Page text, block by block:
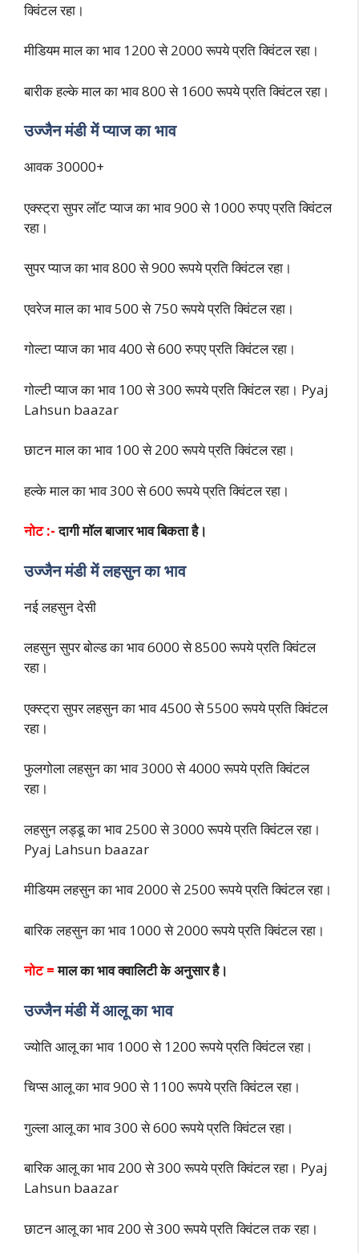
क्विंटल रहा।
मीडियम माल का भाव 1200 से 2000 रूपये प्रति क्विंटल रहा।
बारीक हल्के माल का भाव 800 से 1600 रूपये प्रति क्विंटल रहा।
उज्जैन मंडी में प्याज का भाव
आवक 30000+
एक्स्ट्रा सुपर लॉट प्याज का भाव 900 से 1000 रुपए प्रति क्विंटल
रहा।
सुपर प्याज का भाव 800 से 900 रूपये प्रति क्विंटल रहा।
एवरेज माल का भाव 500 से 750 रूपये प्रति क्विंटल रहा।
गोल्टा प्याज का भाव 400 से 600 रुपए प्रति क्विंटल रहा।
गोल्टी प्याज का भाव 100 से 300 रूपये प्रति क्विंटल रहा। Pyaj
Lahsun baazar
छाटन माल का भाव 100 से 200 रूपये प्रति क्विंटल रहा।
हल्के माल का भाव 300 से 600 रूपये प्रति क्विंटल रहा।
नोट :-दागी मॉल बाजार भाव बिकता है।
उज्जैन मंडी में लहसुन का भाव
नई लहसुन देसी
लहसुन सुपर बोल्ड का भाव 6000 से 8500 रूपये प्रति क्विंटल
रहा।
एक्स्ट्रा सुपर लहसुन का भाव 4500 से 5500 रूपये प्रति क्विंटल
रहा।
फुलगोला लहसुन का भाव 3000 से 4000 रूपये प्रति क्विंटल
रहा।
लहसुन लड्डू का भाव 2500 से 3000 रूपये प्रति क्विंटल रहा।
Pyaj Lahsun baazar
मीडियम लहसुन का भाव 2000 से 2500 रूपये प्रति क्विंटल रहा।
बारिक लहसुन का भाव 1000 से 2000 रूपये प्रति क्विंटल रहा।
नोट =माल का भाव क्वालिटी के अनुसार है।
उज्जैन मंडी में आलू का भाव
ज्योति आलू का भाव 1000 से 1200 रूपये प्रति क्विंटल रहा।
चिप्स आलू का भाव 900 से 1100 रूपये प्रति क्विंटल रहा।
गुल्ला आलू का भाव 300 से 600 रूपये प्रति क्विंटल रहा।
बारिक आलू का भाव 200 से 300 रूपये प्रति क्विंटल रहा। Pyaj
Lahsun baazar
छाटन आलू का भाव 200 से 300 रूपये प्रति क्विंटल तक रहा।